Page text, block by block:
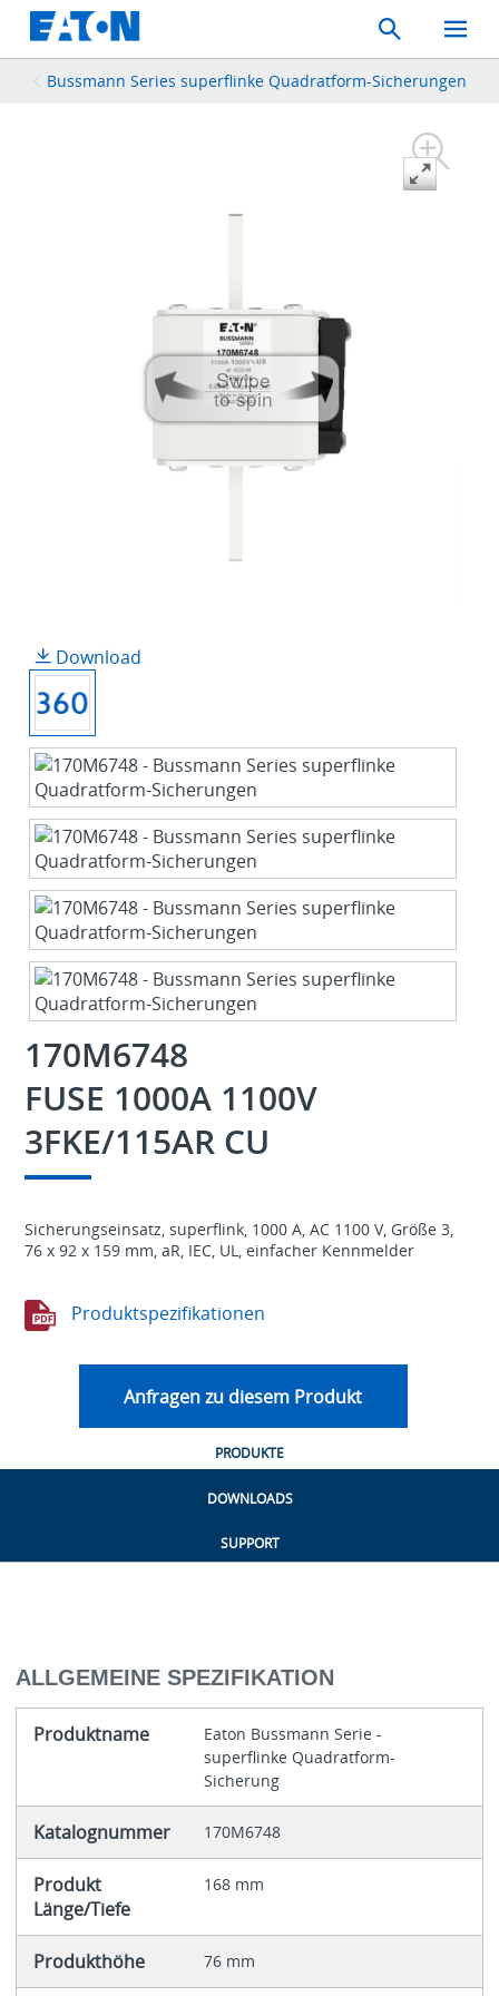
Search
Toggle
Mobile
Menu
Bussmann Series superflinke Quadratform-Sicherungen
Swipe
to spin
Download
170M6748
FUSE 1000A 1100V
3FKE/115AR CU
Sicherungseinsatz, superflink, 1000 A, AC 1100 V, Größe 3,
76 x 92 x 159 mm, aR, IEC, UL, einfacher Kennmelder
Produktspezifikationen
Anfragen zu diesem Produkt
PRODUKTE
DOWNLOADS
SUPPORT
ALLGEMEINE SPEZIFIKATION
Produktname
Eaton Bussmann Serie -
superflinke Quadratform-
Sicherung
Katalognummer 170M6748
Produkt
Länge/Tiefe
168 mm
Produkthöhe 76 mm